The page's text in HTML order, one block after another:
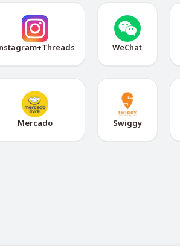
WeChat
Mercado Swiggy